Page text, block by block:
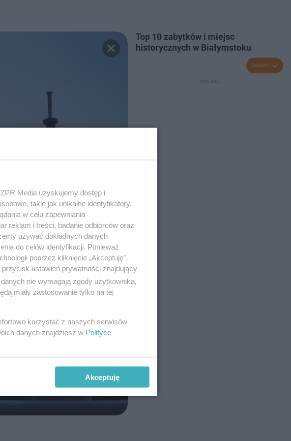
Top 10 zabytków i miejsc
historycznych w Białymstoku
Rozwiń
Media uzyskujemy dostęp i
takie jak unikalne identyfikatory,
w celu zapewniania
reklam i treści, badanie odbiorców oraz
używać dokładnych danych
do celów identyfikacji. Ponieważ
poprzez kliknięcie „Akceptuję”.
ustawień prywatności znajdujący
nie wymagają zgody użytkownika,
miały zastosowanie tylko na tej
korzystać z naszych serwisów
danych znajdziesz w Polityce
Akceptuję